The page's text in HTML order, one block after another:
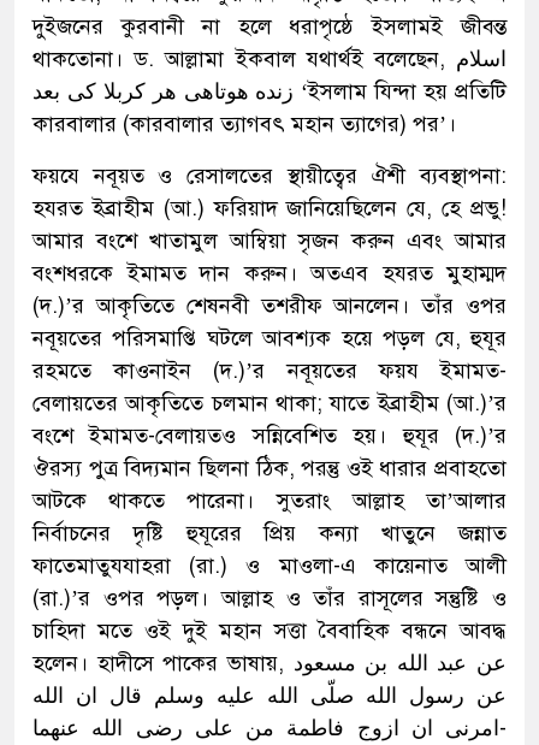
দুইজনের কুরবানী না হলে ধরাপৃষ্ঠে ইসলামই জীবন্ত
থাকতোনা। ড. আল্লামা ইকবাল যথার্থই বলেছেন, اسلام
زنده هوتاهى هر كربلا كى بعد ‘ইসলাম যিন্দা হয় প্রতিটি
কারবালার (কারবালার ত্যাগবৎ মহান ত্যাগের) পর’।
ফয়যে নবূয়ত ও রেসালতের স্থায়ীত্বের ঐশী ব্যবস্থাপনা:
হযরত ইব্রাহীম (আ.) ফরিয়াদ জানিয়েছিলেন যে, হে প্রভু!
আমার বংশে খাতামুল আম্বিয়া সৃজন করুন এবং আমার
বংশধরকে ইমামত দান করুন। অতএব হযরত মুহাম্মদ
(দ.)’র আকৃতিতে শেষনবী তশরীফ আনলেন। তাঁর ওপর
নবূয়তের পরিসমাপ্তি ঘটলে আবশ্যক হয়ে পড়ল যে, হুযূর
রহমতে কাওনাইন (দ.)’র নবূয়তের ফয়য ইমামত-
বেলায়তের আকৃতিতে চলমান থাকা; যাতে ইব্রাহীম (আ.)’র
বংশে ইমামত-বেলায়তও সন্নিবেশিত হয়। হুযূর (দ.)’র
ঔরস্য পুত্র বিদ্যমান ছিলনা ঠিক, পরন্তু ওই ধারার প্রবাহতো
আটকে থাকতে পারেনা। সুতরাং আল্লাহ তা’আলার
নির্বাচনের দৃষ্টি হুযূরের প্রিয় কন্যা খাতুনে জন্নাত
ফাতেমাতুযযাহরা (রা.) ও মাওলা-এ কায়েনাত আলী
(রা.)’র ওপর পড়ল। আল্লাহ ও তাঁর রাসূলের সন্তুষ্টি ও
চাহিদা মতে ওই দুই মহান সত্তা বৈবাহিক বন্ধনে আবদ্ধ
হলেন। হাদীসে পাকের ভাষায়, عن عبد الله بن مسعود
عن رسول الله صلّى الله عليه وسلم قال ان الله
امرنى ان ازوج فاطمة من على رضى الله عنهما-